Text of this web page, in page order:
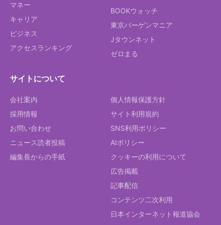
マネー
キャリア
ビジネス
アクセスランキング
BOOKウォッチ
東京バーゲンマニア
Jタウンネット
ゼロまる
サイトについて
会社案内
採用情報
お問い合わせ
ニュース読者投稿
編集長からの手紙
個人情報保護方針
サイト利用規約
SNS利用ポリシー
AIポリシー
クッキーの利用について
広告掲載
記事配信
コンテンツ二次利用
日本インターネット報道協会